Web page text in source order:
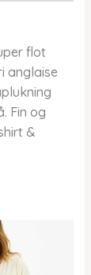
flot
anglaise
Fin og
&